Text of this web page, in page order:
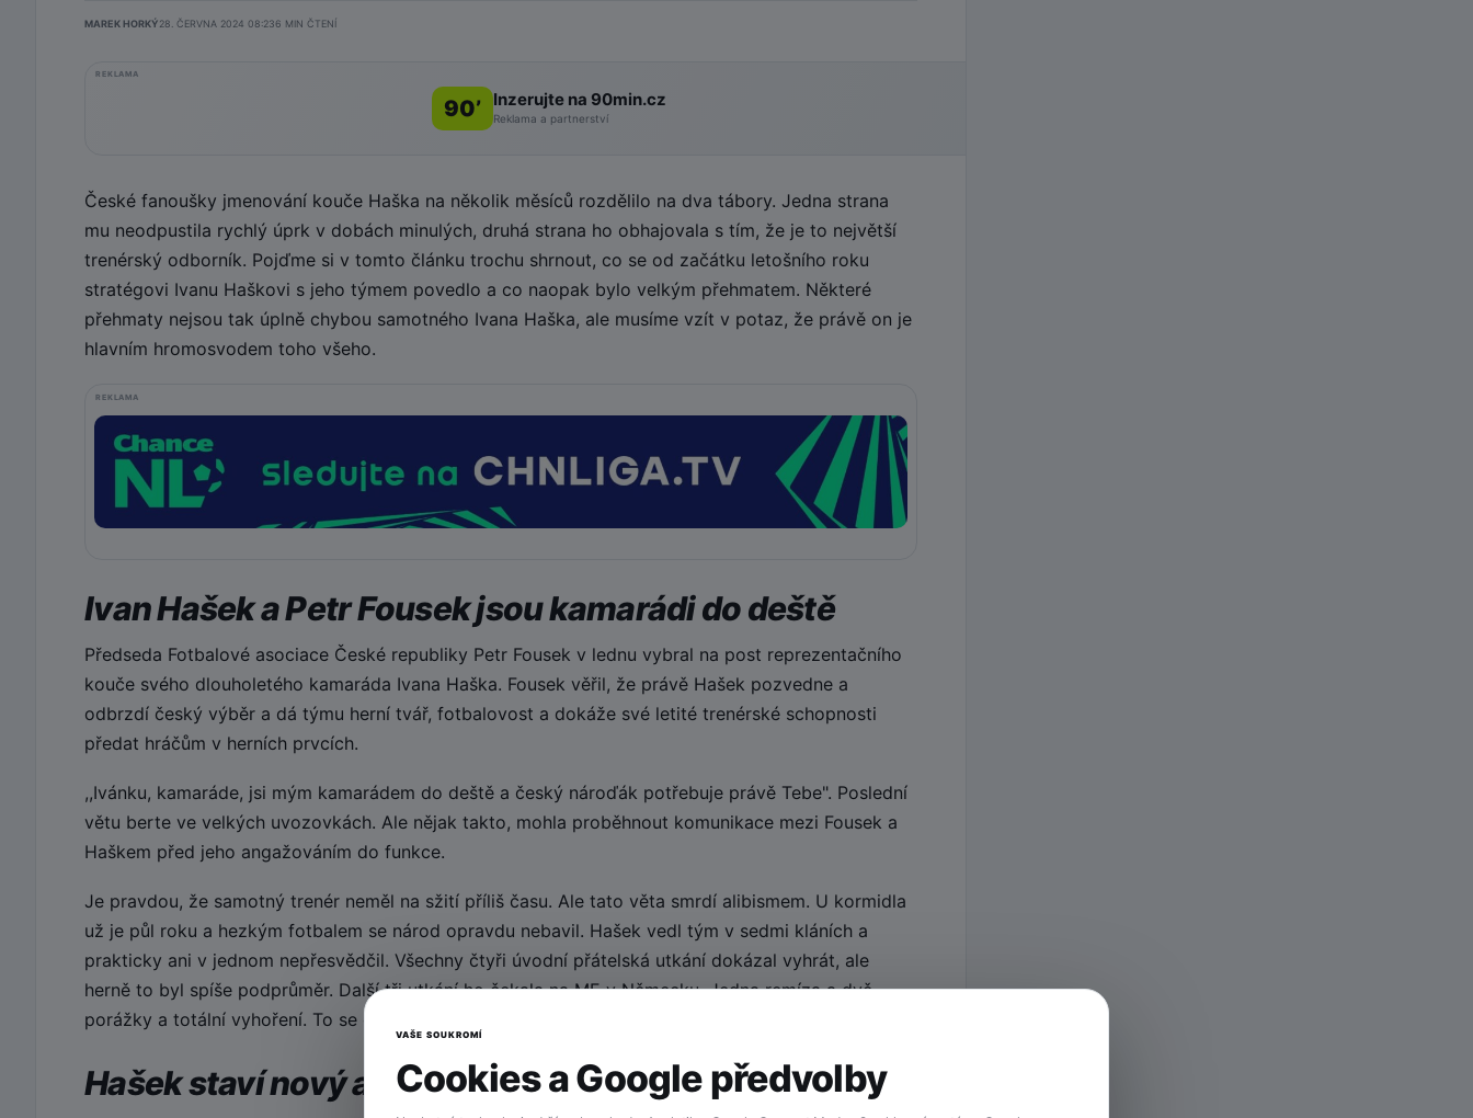
MAREK HORKÝ28. ČERVNA 2024 08:236 MIN ČTENÍ
REKLAMA
90’ Inzerujte na 90min.cz
Reklama a partnerství
České fanoušky jmenování kouče Haška na několik měsíců rozdělilo na dva tábory. Jedna strana
mu neodpustila rychlý úprk v dobách minulých, druhá strana ho obhajovala s tím, že je to největší
trenérský odborník. Pojďme si v tomto článku trochu shrnout, co se od začátku letošního roku
stratégovi Ivanu Haškovi s jeho týmem povedlo a co naopak bylo velkým přehmatem. Některé
přehmaty nejsou tak úplně chybou samotného Ivana Haška, ale musíme vzít v potaz, že právě on je
hlavním hromosvodem toho všeho.
REKLAMA
Ivan Hašek a Petr Fousek jsou kamarádi do deště
Předseda Fotbalové asociace České republiky Petr Fousek v lednu vybral na post reprezentačního
kouče svého dlouholetého kamaráda Ivana Haška. Fousek věřil, že právě Hašek pozvedne a
odbrzdí český výběr a dá týmu herní tvář, fotbalovost a dokáže své letité trenérské schopnosti
předat hráčům v herních prvcích.
,,Ivánku, kamaráde, jsi mým kamarádem do deště a český nároďák potřebuje právě Tebe". Poslední
větu berte ve velkých uvozovkách. Ale nějak takto, mohla proběhnout komunikace mezi Fousek a
Haškem před jeho angažováním do funkce.
Je pravdou, že samotný trenér neměl na sžití příliš času. Ale tato věta smrdí alibismem. U kormidla
už je půl roku a hezkým fotbalem se národ opravdu nebavil. Hašek vedl tým v sedmi kláních a
prakticky ani v jednom nepřesvědčil. Všechny čtyři úvodní přátelská utkání dokázal vyhrát, ale
herně to byl spíše podprůměr. Další tři utkání ho čekala na ME v Německu. Jedna remíza a dvě
porážky a totální vyhoření. To se opravdu nepovedlo, trenére!
Hašek staví nový a mladý tým
VAŠE SOUKROMÍ
Cookies a Google předvolby